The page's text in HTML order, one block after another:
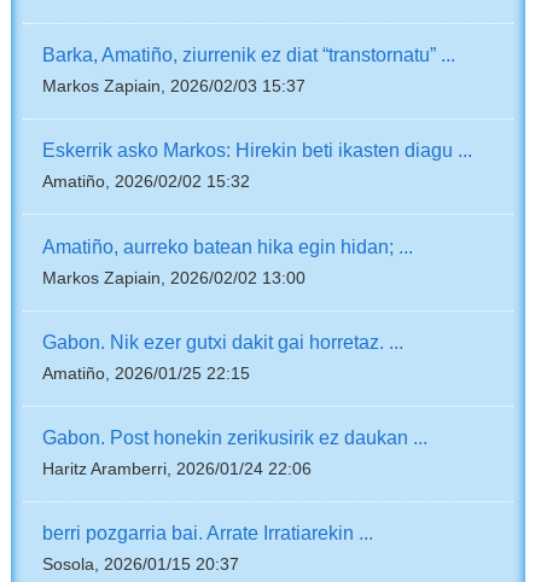
Barka, Amatiño, ziurrenik ez diat “transtornatu” ...
Markos Zapiain, 2026/02/03 15:37
Eskerrik asko Markos: Hirekin beti ikasten diagu ...
Amatiño, 2026/02/02 15:32
Amatiño, aurreko batean hika egin hidan; ...
Markos Zapiain, 2026/02/02 13:00
Gabon. Nik ezer gutxi dakit gai horretaz. ...
Amatiño, 2026/01/25 22:15
Gabon. Post honekin zerikusirik ez daukan ...
Haritz Aramberri, 2026/01/24 22:06
berri pozgarria bai. Arrate Irratiarekin ...
Sosola, 2026/01/15 20:37